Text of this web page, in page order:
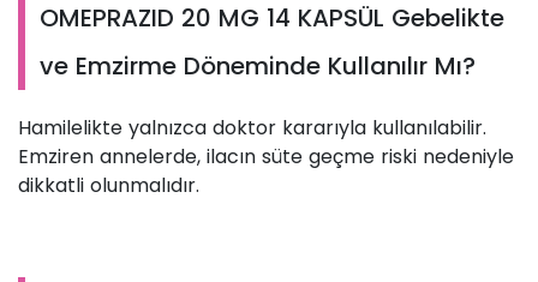
OMEPRAZID 20 MG 14 KAPSÜL Gebelikte
ve Emzirme Döneminde Kullanılır Mı?
Hamilelikte yalnızca doktor kararıyla kullanılabilir.
Emziren annelerde, ilacın süte geçme riski nedeniyle
dikkatli olunmalıdır.